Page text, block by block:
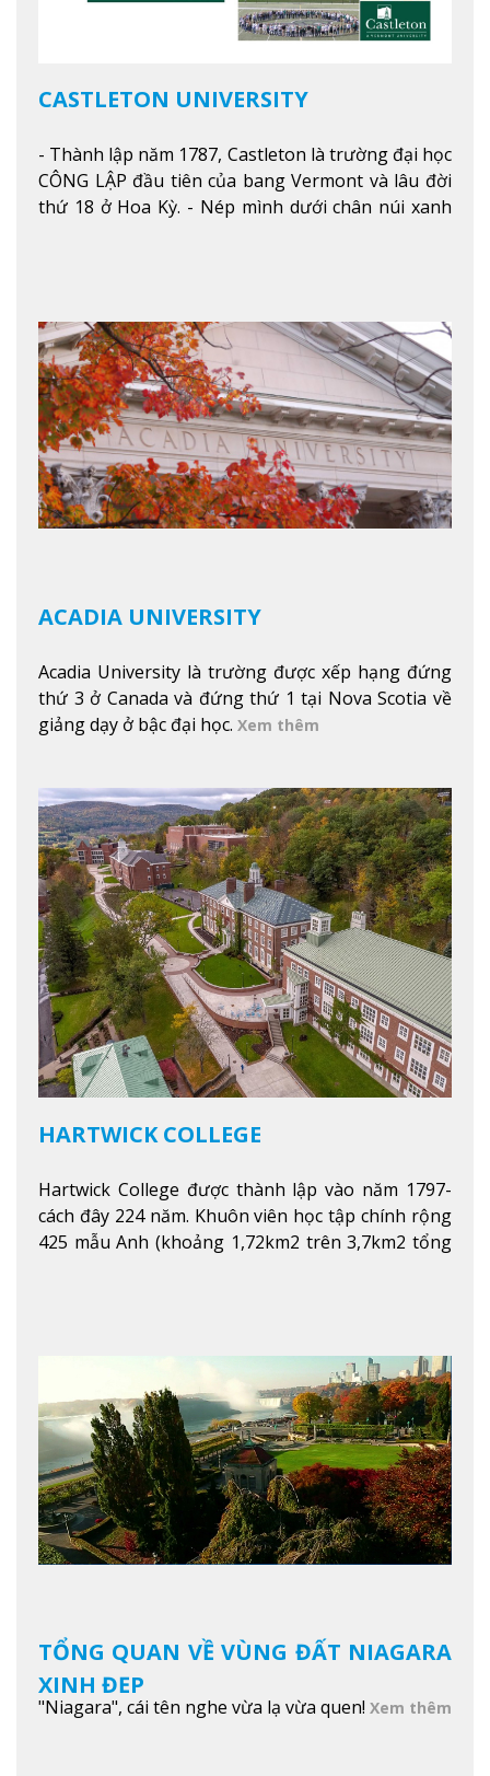
CASTLETON UNIVERSITY
- Thành lập năm 1787, Castleton là trường đại học
CÔNG LẬP đầu tiên của bang Vermont và lâu đời
thứ 18 ở Hoa Kỳ. - Nép mình dưới chân núi xanh
tuyết của trường, sinh viên có thể thưởng thức vẻ
đẹp tự nhiên của Vermont từ mọi góc trong
khuôn viên trường.Xem thêm
ACADIA UNIVERSITY
Acadia University là trường được xếp hạng đứng
thứ 3 ở Canada và đứng thứ 1 tại Nova Scotia về
giảng dạy ở bậc đại học. Xem thêm
HARTWICK COLLEGE
Hartwick College được thành lập vào năm 1797-
cách đây 224 năm. Khuôn viên học tập chính rộng
425 mẫu Anh (khoảng 1,72km2 trên 3,7km2 tổng
TỔNG QUAN VỀ VÙNG ĐẤT NIAGARA
XINH ĐẸP
"Niagara", cái tên nghe vừa lạ vừa quen! Xem thêm